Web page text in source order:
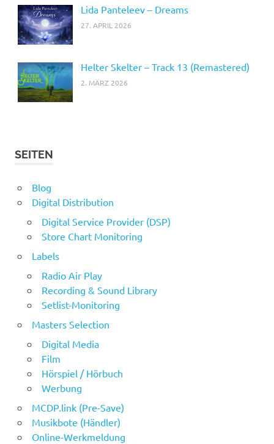
Lida Panteleev – Dreams
27. APRIL 2026
Helter Skelter – Track 13 (Remastered)
2. MÄRZ 2026
SEITEN
Blog
Digital Distribution
Digital Service Provider (DSP)
Store Chart Monitoring
Labels
Radio Air Play
Recording & Sound Library
Setlist-Monitoring
Masters Selection
Digital Media
Film
Hörspiel / Hörbuch
Werbung
MCDP.link (Pre-Save)
Musikbote (Händler)
Online-Werkmeldung